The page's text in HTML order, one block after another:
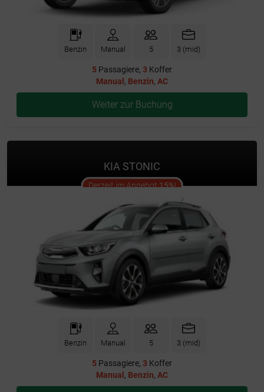
Benzin Manual 5 3 (mid)
5 Passagiere, 3 Koffer
Manual , Benzin, AC
Weiter zur Buchung
KIA STONIC
Derzeit im Angebot15%!offer
Benzin Manual 5 3 (mid)
5 Passagiere, 3 Koffer
Manual , Benzin, AC